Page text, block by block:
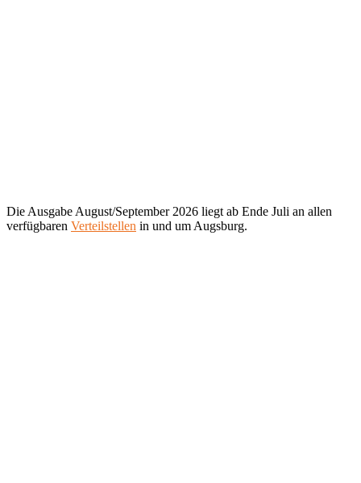
Die Ausgabe August/September 2026 liegt ab Ende Juli an allen
verfügbaren Verteilstellen in und um Augsburg.